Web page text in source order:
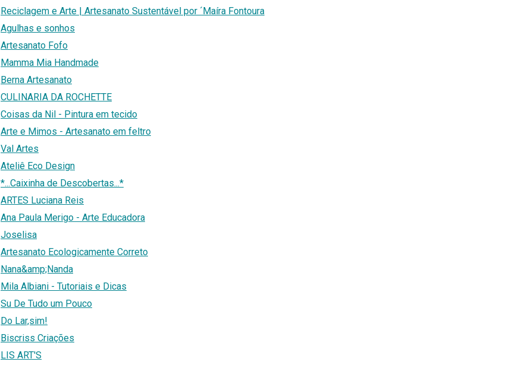
Reciclagem e Arte | Artesanato Sustentável por ´Maíra Fontoura
Agulhas e sonhos
Artesanato Fofo
Mamma Mia Handmade
Berna Artesanato
CULINARIA DA ROCHETTE
Coisas da Nil - Pintura em tecido
Arte e Mimos - Artesanato em feltro
Val Artes
Ateliê Eco Design
*...Caixinha de Descobertas...*
ARTES Luciana Reis
Ana Paula Merigo - Arte Educadora
Joselisa
Artesanato Ecologicamente Correto
Nana&amp;Nanda
Mila Albiani - Tutoriais e Dicas
Su De Tudo um Pouco
Do Lar,sim!
Biscriss Criações
LIS ART'S